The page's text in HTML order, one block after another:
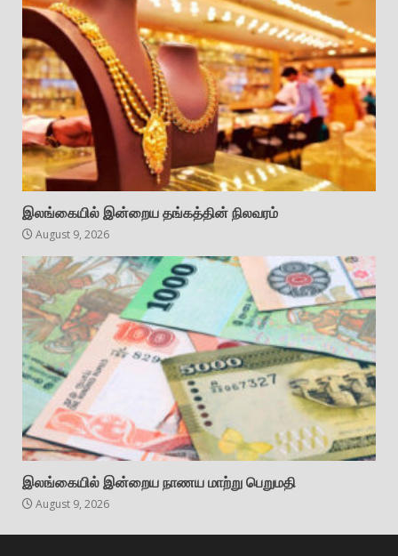
இலங்கையில் இன்றைய தங்கத்தின் நிலவரம்
August 9, 2026
இலங்கையில் இன்றைய நாணய மாற்று பெறுமதி
August 9, 2026